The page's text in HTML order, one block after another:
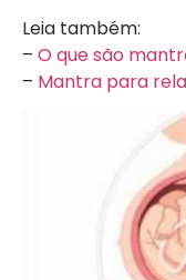
Leia também:
– O que são
– Mantra para